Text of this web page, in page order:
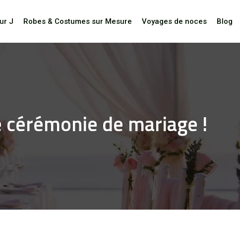
J Robes & Costumes sur Mesure Voyages de noces Blog
de mariage !